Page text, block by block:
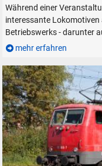
Während einer
interessante Lokomotiven
Betriebswerks - darunter
mehr erfahren